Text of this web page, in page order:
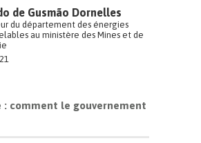
de Gusmão Dornelles
du département des énergies
au ministère des Mines et de
comment le gouvernement